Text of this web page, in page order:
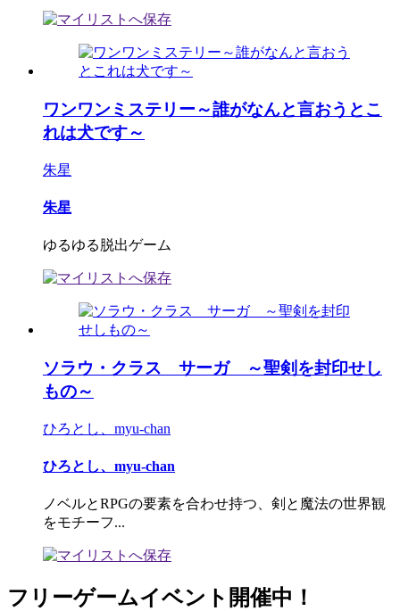
ワンワンミステリー～誰がなんと言おうとこ
れは犬です～
朱星
朱星
ゆるゆる脱出ゲーム
ソラウ・クラス サーガ ～聖剣を封印せし
もの～
ひろとし、myu-chan
ひろとし、myu-chan
ノベルとRPGの要素を合わせ持つ、剣と魔法の世界観
をモチーフ...
フリーゲームイベント開催中！